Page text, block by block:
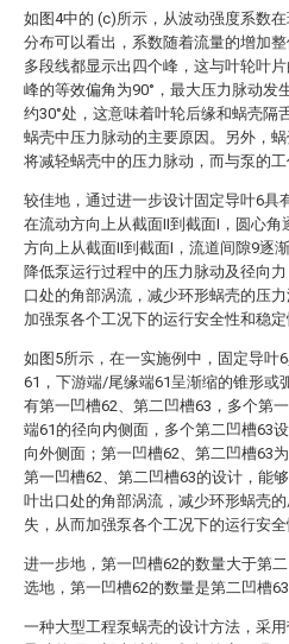
如图4中的 (c)所示，从波动强度系数
分布可以看出，系数随着流量的增加整
多段线都显示出四个峰，这与叶轮叶
峰的等效偏角为90°，最大压力脉动发
约30°处，这意味着叶轮后缘和蜗壳隔
蜗壳中压力脉动的主要原因。另外，
将减轻蜗壳中的压力脉动，而与泵的工
较佳地，通过进一步设计固定导叶6具
在流动方向上从截面II到截面I，圆心角
方向上从截面II到截面I，流道间隙9逐
降低泵运行过程中的压力脉动及径向
口处的角部涡流，减少环形蜗壳的压力
加强泵各个工况下的运行安全性和稳定
如图5所示，在一实施例中，固定导叶
61，下游端/尾缘端61呈渐缩的锥形或
有第一凹槽62、第二凹槽63，多个第
端61的径向内侧面，多个第二凹槽63
向外侧面；第一凹槽62、第二凹槽63
第一凹槽62、第二凹槽63的设计，能
叶出口处的角部涡流，减少环形蜗壳
失，从而加强泵各个工况下的运行安全
进一步地，第一凹槽62的数量大于第
选地，第一凹槽62的数量是第二凹槽63
一种大型工程泵蜗壳的设计方法，采